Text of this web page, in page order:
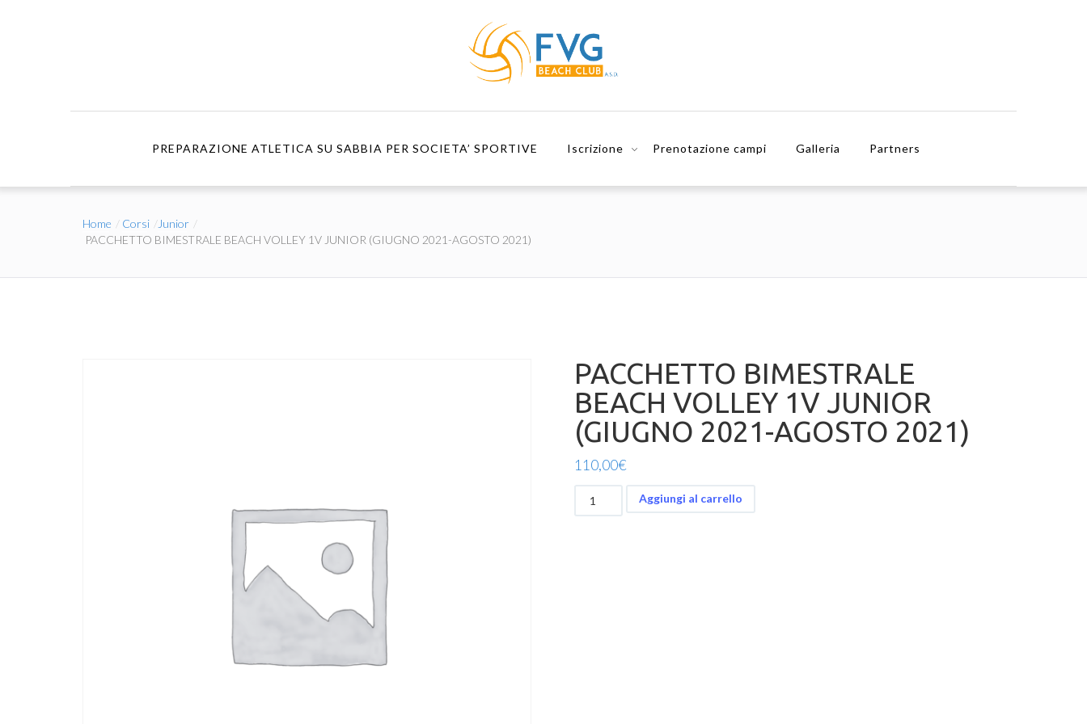
PREPARAZIONE ATLETICA SU SABBIA PER SOCIETA’ SPORTIVE Iscrizione Prenotazione campi Galleria Partners
Home Corsi
Junior
PACCHETTO BIMESTRALE BEACH VOLLEY 1V JUNIOR (GIUGNO 2021-AGOSTO 2021)
PACCHETTO BIMESTRALE
BEACH VOLLEY 1V JUNIOR
(GIUGNO 2021-AGOSTO 2021)
110,00€
PACCHETTO
BIMESTRALE
Aggiungi al carrello